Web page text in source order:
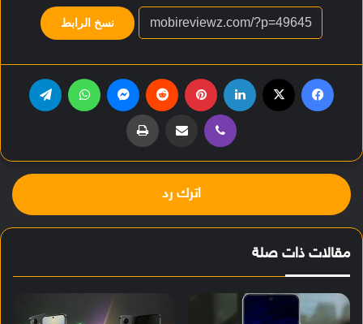
نسخ الرابط
ڤايبر مشاركة عبر البريد طباعة
اترك رد
مقالات ذات صلة